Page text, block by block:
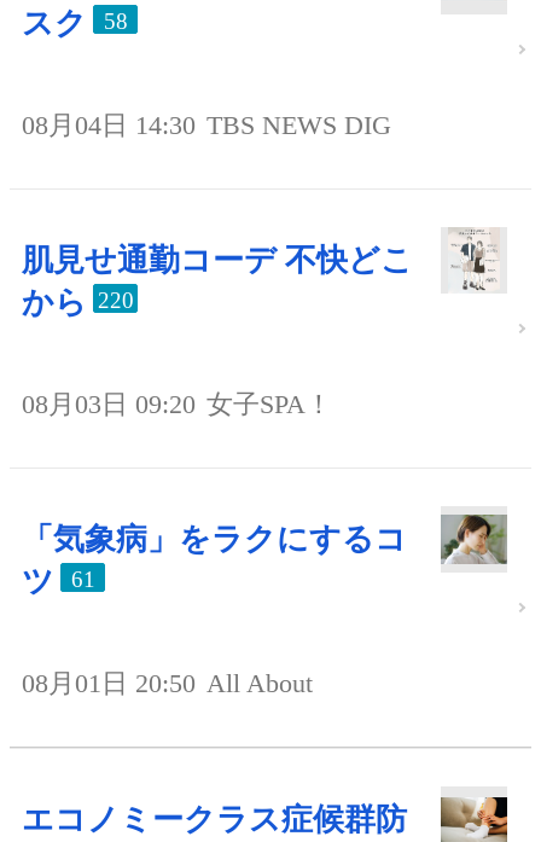
スク
58
08月04日 14:30 TBS NEWS DIG
肌見せ通勤コーデ 不快どこ
から
220
08月03日 09:20 女子SPA！
「気象病」をラクにするコ
ツ
61
08月01日 20:50 All About
エコノミークラス症候群防